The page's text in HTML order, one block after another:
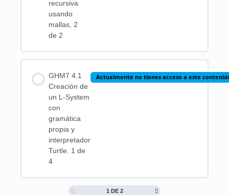
recursiva
usando
mallas, 2
de 2
GHM7 4.1
Creación de
un L-System
con
gramática
propia y
interpretador
Turtle. 1 de
4
Actualmente no tienes acceso a este
1 DE 2